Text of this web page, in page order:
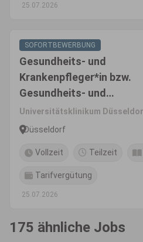
25.07.2026
SOFORTBEWERBUNG
Gesundheits- und
Krankenpfleger*in bzw.
Gesundheits- und
Fachgesundheits- und
Onkologie bzw.
Fachgesundheits- und
Pflegefachperson (m/w/d)
Vollzeit/Teilzeit
Universitätsklinikum
Düsseldorf
Vollzeit Teilzeit
Tarifvergütung
25.07.2026
175 ähnliche Jobs